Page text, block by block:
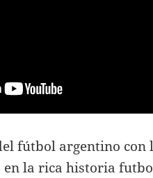
fútbol argentino con
la rica historia